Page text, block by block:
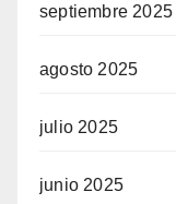
septiembre 2025
agosto 2025
julio 2025
junio 2025